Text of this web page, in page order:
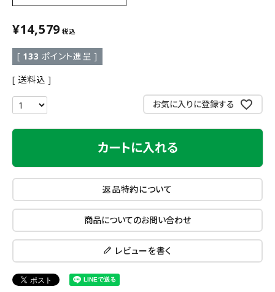
¥14,579 税込
[ 133 ポイント進呈 ]
送料込
お気に入りに登録する
カートに入れる
返品特約について
商品についてのお問い合わせ
レビューを書く